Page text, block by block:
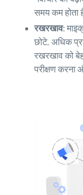
समय कम होता
रखरखाव:
छोटे, अधिक
रखरखाव को
परीक्षण करना